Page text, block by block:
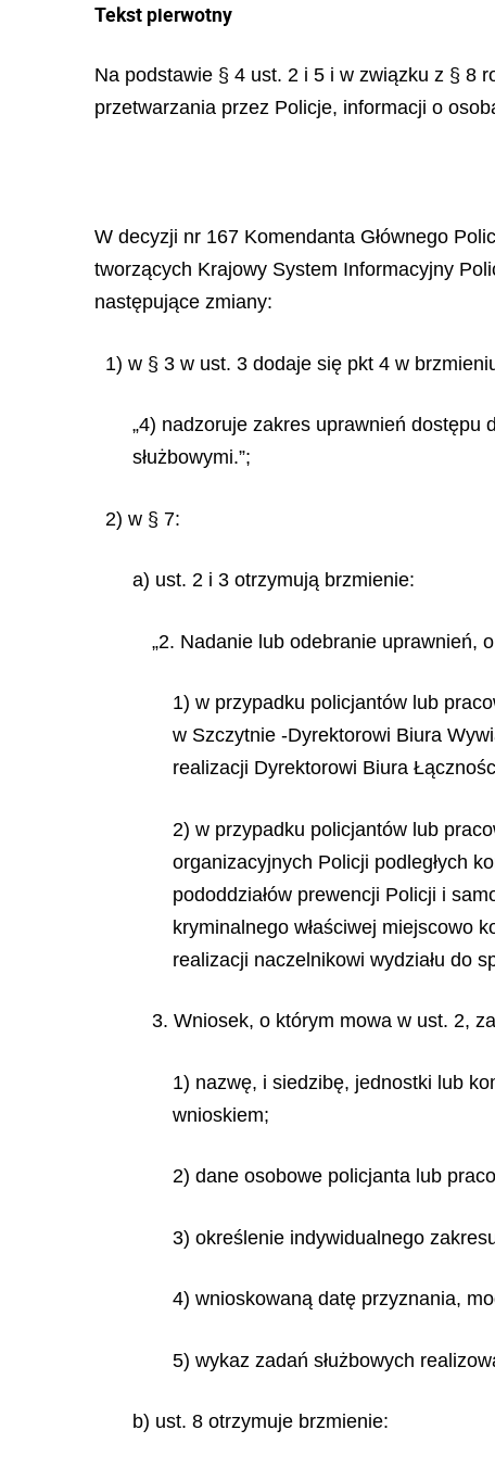
Tekst pierwotny
Na podstawie § 4 ust. 2 i 5 i w związku z § 8
przetwarzania przez Policje, informacji o
W decyzji nr 167 Komendanta Głównego
tworzących Krajowy System Informacyjny
następujące zmiany:
1) w § 3 w ust. 3 dodaje się pkt 4 w
„4) nadzoruje zakres uprawnień
służbowymi.”;
2) w § 7:
a) ust. 2 i 3 otrzymują brzmienie:
„2. Nadanie lub odebranie uprawnień,
1) w przypadku policjantów lub
w Szczytnie -Dyrektorowi Biura
realizacji Dyrektorowi Biura
2) w przypadku policjantów lub
organizacyjnych Policji podległych
pododdziałów prewencji Policji i
kryminalnego właściwej miejscowo
realizacji naczelnikowi wydziału do
3. Wniosek, o którym mowa w ust. 2,
1) nazwę, i siedzibę, jednostki lub
wnioskiem;
2) dane osobowe policjanta lub
3) określenie indywidualnego
4) wnioskowaną datę przyznania,
5) wykaz zadań służbowych
b) ust. 8 otrzymuje brzmienie: